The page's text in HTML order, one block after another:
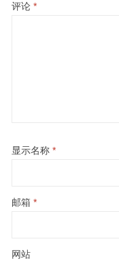
评论 *
显示名称 *
邮箱 *
网站